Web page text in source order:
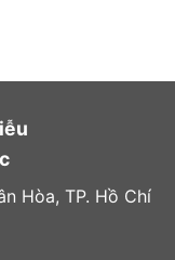
Hòa, TP. Hồ Chí